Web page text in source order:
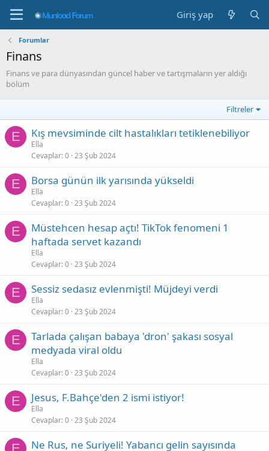
Giriş yap
Forumlar
Finans
Finans ve para dünyasından güncel haber ve tartışmaların yer aldığı
bölüm
Filtreler
E Kış mevsiminde cilt hastalıkları tetiklenebiliyor
Ella
Cevaplar 0 23 Şub 2024
E Borsa günün ilk yarısında yükseldi
Ella
Cevaplar 0 23 Şub 2024
E
Müstehcen hesap açtı! TikTok fenomeni 1
haftada servet kazandı
Ella
Cevaplar 0 23 Şub 2024
E Sessiz sedasız evlenmişti! Müjdeyi verdi
Ella
Cevaplar 0 23 Şub 2024
E
Tarlada çalışan babaya 'dron' şakası sosyal
medyada viral oldu
Ella
Cevaplar 0 23 Şub 2024
E Jesus, F.Bahçe'den 2 ismi istiyor!
Ella
Cevaplar 0 23 Şub 2024
Ne Rus, ne Suriyeli! Yabancı gelin sayısında